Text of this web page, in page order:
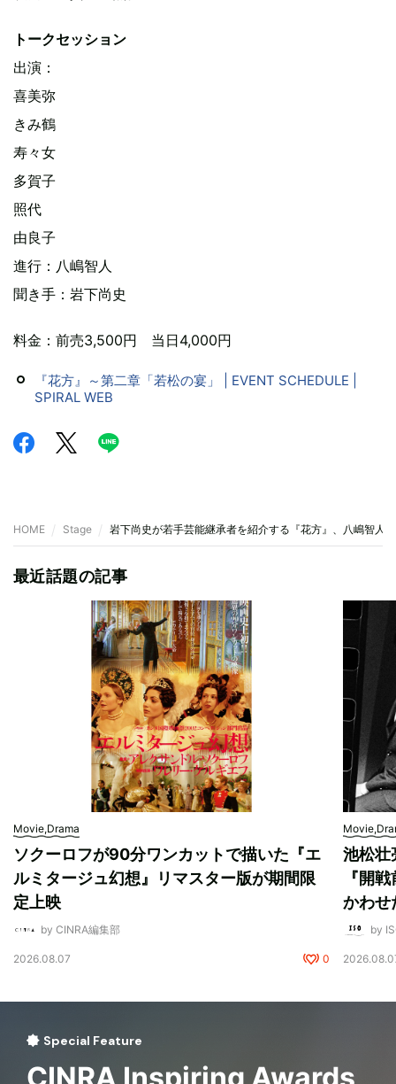
トークセッション
出演：
喜美弥
きみ鶴
寿々女
多賀子
照代
由良子
進行：八嶋智人
聞き手：岩下尚史
料金：前売3,500円 当日4,000円
『花方』～第二章「若松の宴」 | EVENT SCHEDULE |
SPIRAL WEB
HOME Stage 岩下尚史が若手芸能継承者を紹介する『花方』、八嶋智人
最近話題の記事
Movie,Drama
ソクーロフが90分ワンカットで描いた『エ
ルミタージュ幻想』リマスター版が期間限
定上映
by CINRA編集部
2026.08.07 0
池松壮
『開
かわせ
by
Special Feature